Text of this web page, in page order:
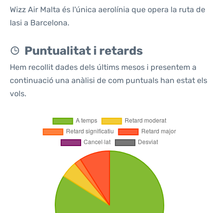
Wizz Air Malta és l'única aerolínia que opera la ruta de
Iasi a Barcelona.
Puntualitat i retards
Hem recollit dades dels últims mesos i presentem a
continuació una anàlisi de com puntuals han estat els
vols.